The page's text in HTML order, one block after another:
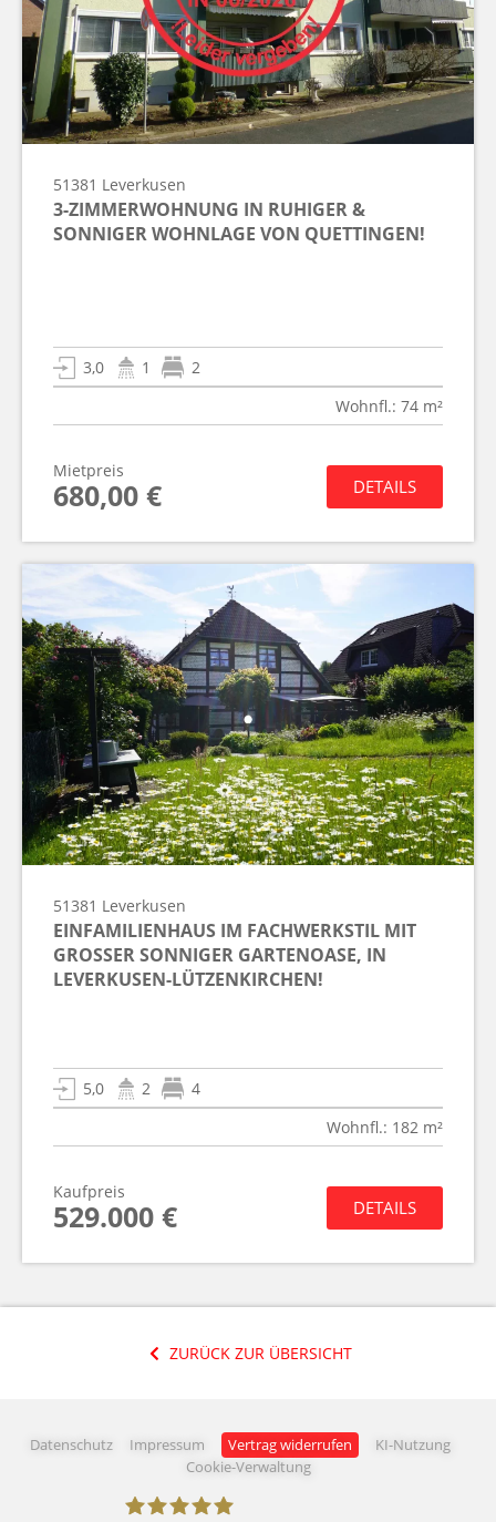
Datenschutz Impressum Vertrag widerrufen
KI-Nutzung
Cookie-Verwaltung
51381 Leverkusen
3-ZIMMERWOHNUNG IN RUHIGER &
SONNIGER WOHNLAGE VON QUETTINGEN!
3,0 1
2
Wohnfl.: 74 m²
Mietpreis
680,00 € DETAILS
51381 Leverkusen
EINFAMILIENHAUS IM FACHWERKSTIL MIT
GROSSER SONNIGER GARTENOASE, IN L
EVERKUSEN-LÜTZENKIRCHEN!
5,0 2
4
Wohnfl.: 182 m²
Kaufpreis
529.000 € DETAILS
ZURÜCK ZUR ÜBERSICHT